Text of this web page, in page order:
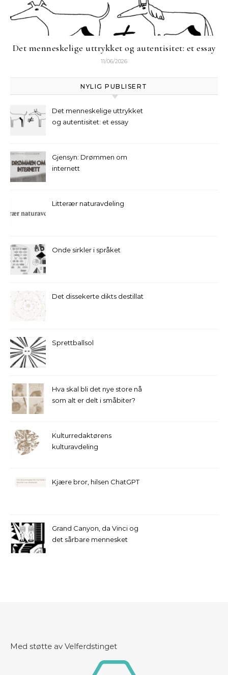
Det menneskelige uttrykket og autentisitet: et essay
11/06/2026
NYLIG PUBLISERT
Det menneskelige uttrykket
og autentisitet: et essay
Gjensyn: Drømmen om
internett
Litterær naturavdeling
Onde sirkler i språket
Det dissekerte dikts destillat
Sprettballsol
Hva skal bli det nye store nå
som alt er delt i småbiter?
Kulturredaktørens
kulturavdeling
Kjære bror, hilsen ChatGPT
Grand Canyon, da Vinci og
det sårbare mennesket
Med støtte av Velferdstinget